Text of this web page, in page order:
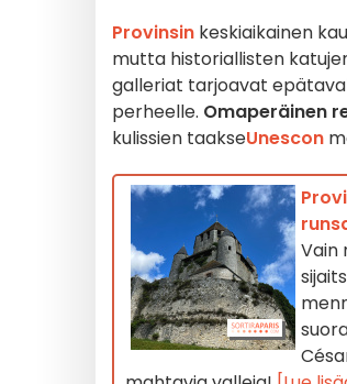
Provinsin keskiaikainen
mutta historiallisten
galleriat tarjoavat
perheelle. Omaperäinen
kulissien taakseUnescon
Vain